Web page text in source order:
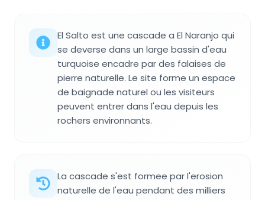
El Salto est une cascade a El Naranjo qui
se deverse dans un large bassin d'eau
turquoise encadre par des falaises de
pierre naturelle. Le site forme un espace
de baignade naturel ou les visiteurs
peuvent entrer dans l'eau depuis les
rochers environnants.
La cascade s'est formee par l'erosion
naturelle de l'eau pendant des milliers